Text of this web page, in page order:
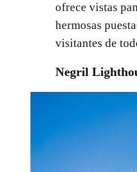
ofrece vistas
hermosas
visitantes de
Negril